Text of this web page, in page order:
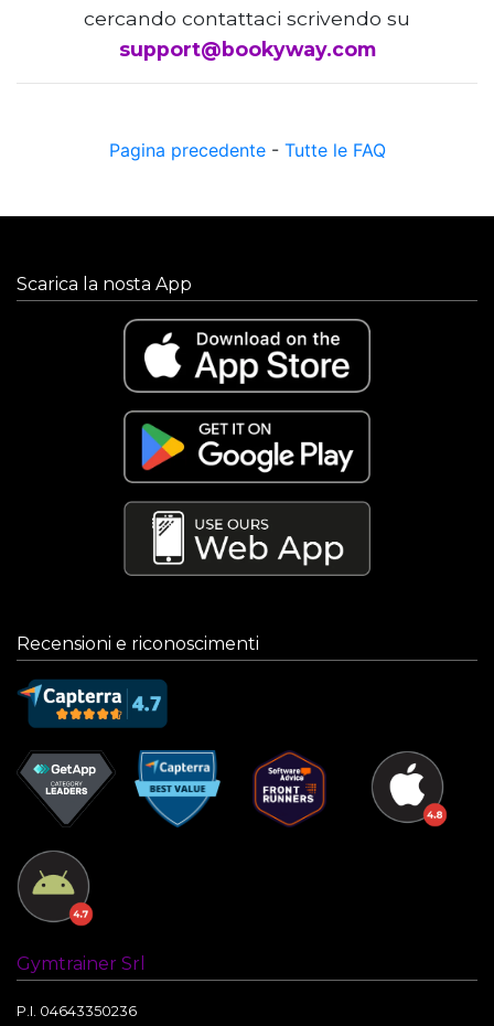
cercando contattaci scrivendo su
support@bookyway.com
Pagina precedente- Tutte le FAQ
Scarica la nosta App
Recensioni e riconoscimenti
Gymtrainer Srl
P.I. 04643350236